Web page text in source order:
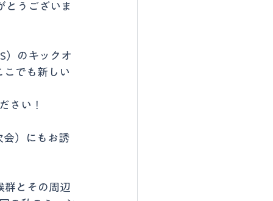
とうございま
）のキックオ
こでも新しい
さい！
会）にもお誘
群とその周辺